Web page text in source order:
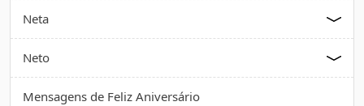
Neta
Neto
Mensagens de Feliz Aniversário